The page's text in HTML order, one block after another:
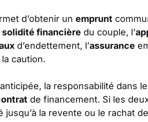
d’obtenir un emprunt
solidité financière du couple, l’
d’endettement, l’assurance
caution.
anticipée, la responsabilité dans le
de financement. Si les
la revente ou le rachat